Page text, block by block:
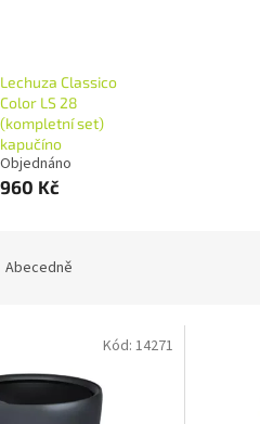
Lechuza Classico
Color LS 28
(kompletní set)
kapučíno
Objednáno
960 Kč
Abecedně
Kód: 14271